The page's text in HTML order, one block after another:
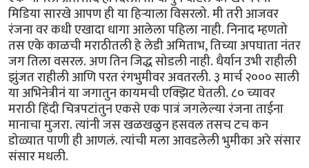
मिडिया सारखे आपण ही या हिर्‍याला विसरलो. मी तरी आजवर
रंजना वर कधी एखादा धागा आलेला पहिला नाही. निनाद म्हणतो
तस एके काळची मराठीतली हे लेडी अमिताभ, तिच्या अपघाता नंतर
जग तिला वसरल. अण तिन जिद्ध सोडली नाही. धैर्यान उभी राहीली
झुंजत राहीली आणि परत रंगभुमीवर अवतरली. ३ मार्च २००० साली
या अभिनेत्रीनं या जगातुन कायमची एक्झिट घेतली. ८० च्यावर
मराठी हिंदी चित्रपटांतुन एकसे एक पात्रं जगलेल्या रंजना ताईना
मानाचा मुजरा. त्यांनी जस खळखळुन हसवल तसच टच कन
डोळ्यात पाणी ही आणलं. त्यांची मला आवडलेली भुमीका अरे संसार
संसार मधली.